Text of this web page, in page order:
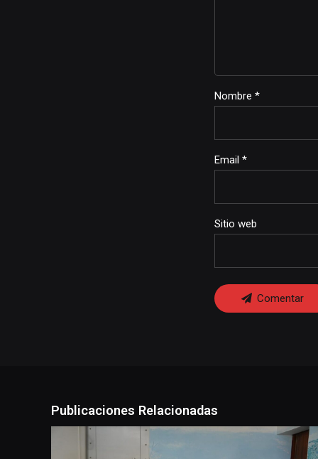
Nombre *
Email *
Sitio web
Comentar
Publicaciones Relacionadas